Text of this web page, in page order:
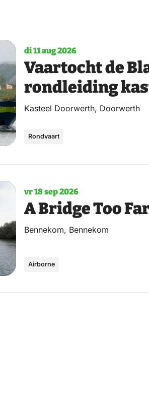
di 11 aug 2026
Vaartocht de
rondleiding
Kasteel Doorwerth, Doorwerth
Rondvaart
vr 18 sep 2026
A Bridge Too
Bennekom, Bennekom
Airborne